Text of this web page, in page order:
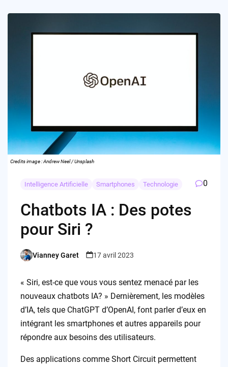
Credits image : Andrew Neel / Unsplash
Intelligence Artificielle Smartphones Technologie 0
Chatbots IA : Des potes
pour Siri ?
Posted
Vianney Garet 17 avril 2023
« Siri, est-ce que vous vous sentez menacé par les
nouveaux chatbots IA? » Dernièrement, les modèles
d’IA, tels que ChatGPT d’OpenAI, font parler d’eux en
intégrant les smartphones et autres appareils pour
répondre aux besoins des utilisateurs.
Des applications comme Short Circuit permettent